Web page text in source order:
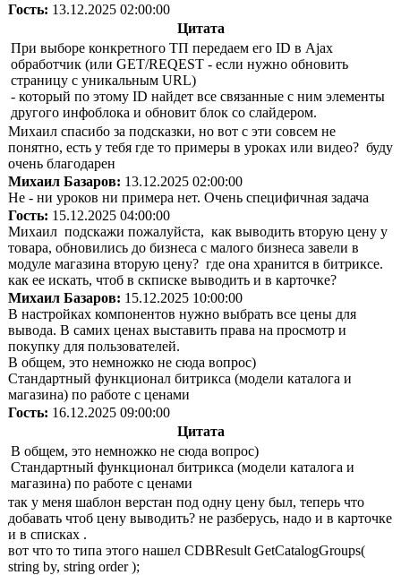
Гость: 13.12.2025 02:00:00
Цитата
При выборе конкретного ТП передаем его ID в Ajax
обработчик (или GET/REQEST - если нужно обновить
страницу с уникальным URL)
- который по этому ID найдет все связанные с ним элементы
другого инфоблока и обновит блок со слайдером.
Михаил спасибо за подсказки, но вот с эти совсем не
понятно, есть у тебя где то примеры в уроках или видео? буду
очень благодарен
Михаил Базаров: 13.12.2025 02:00:00
Не - ни уроков ни примера нет. Очень специфичная задача
Гость: 15.12.2025 04:00:00
Михаил подскажи пожалуйста, как выводить вторую цену у
товара, обновились до бизнеса с малого бизнеса завели в
модуле магазина вторую цену? где она хранится в битриксе.
как ее искать, чтоб в скписке выводить и в карточке?
Михаил Базаров: 15.12.2025 10:00:00
В настройках компонентов нужно выбрать все цены для
вывода. В самих ценах выставить права на просмотр и
покупку для пользователей.
В общем, это немножко не сюда вопрос)
Стандартный функционал битрикса (модели каталога и
магазина) по работе с ценами
Гость: 16.12.2025 09:00:00
Цитата
В общем, это немножко не сюда вопрос)
Стандартный функционал битрикса (модели каталога и
магазина) по работе с ценами
так у меня шаблон верстан под одну цену был, теперь что
добавать чтоб цену выводить? не разберусь, надо и в карточке
и в списках .
вот что то типа этого нашел CDBResult GetCatalogGroups(
string by, string order );